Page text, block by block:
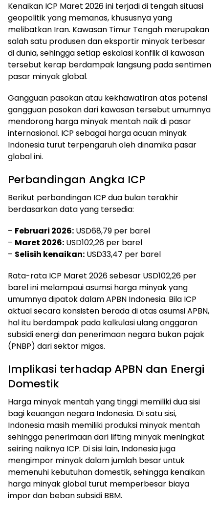
Kenaikan ICP Maret 2026 ini terjadi di tengah situasi
geopolitik yang memanas, khususnya yang
melibatkan Iran. Kawasan Timur Tengah merupakan
salah satu produsen dan eksportir minyak terbesar
di dunia, sehingga setiap eskalasi konflik di kawasan
tersebut kerap berdampak langsung pada sentimen
pasar minyak global.
Gangguan pasokan atau kekhawatiran atas potensi
gangguan pasokan dari kawasan tersebut umumnya
mendorong harga minyak mentah naik di pasar
internasional. ICP sebagai harga acuan minyak
Indonesia turut terpengaruh oleh dinamika pasar
global ini.
Perbandingan Angka ICP
Berikut perbandingan ICP dua bulan terakhir
berdasarkan data yang tersedia:
– Februari 2026: USD68,79 per barel
– Maret 2026: USD102,26 per barel
– Selisih kenaikan: USD33,47 per barel
Rata-rata ICP Maret 2026 sebesar USD102,26 per
barel ini melampaui asumsi harga minyak yang
umumnya dipatok dalam APBN Indonesia. Bila ICP
aktual secara konsisten berada di atas asumsi APBN,
hal itu berdampak pada kalkulasi ulang anggaran
subsidi energi dan penerimaan negara bukan pajak
(PNBP) dari sektor migas.
Implikasi terhadap APBN dan Energi
Domestik
Harga minyak mentah yang tinggi memiliki dua sisi
bagi keuangan negara Indonesia. Di satu sisi,
Indonesia masih memiliki produksi minyak mentah
sehingga penerimaan dari lifting minyak meningkat
seiring naiknya ICP. Di sisi lain, Indonesia juga
mengimpor minyak dalam jumlah besar untuk
memenuhi kebutuhan domestik, sehingga kenaikan
harga minyak global turut memperbesar biaya
impor dan beban subsidi BBM.